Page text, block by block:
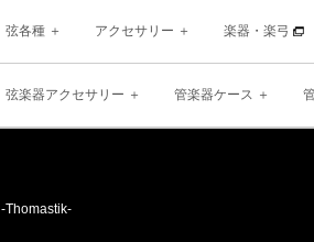
弦各種 アクセサリー 楽器・楽弓
弦楽器アクセサリー 管楽器ケース
-Thomastik-